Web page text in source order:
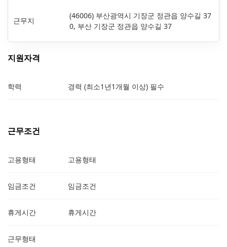
근무지
(46006) 부산광역시 기장군 정관읍 양수길 37
0, 부산 기장군 정관읍 양수길 37
지원자격
학력 경력 (최소1년1개월 이상) 필수
근무조건
고용형태 고용형태
임금조건 임금조건
휴게시간 휴게시간
근무형태